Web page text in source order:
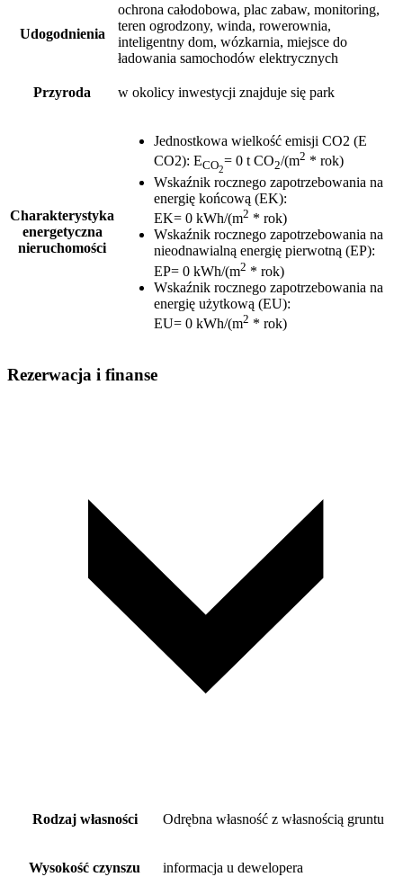
Udogodnienia
ochrona całodobowa, plac zabaw, monitoring,
teren ogrodzony, winda, rowerownia,
inteligentny dom, wózkarnia, miejsce do
ładowania samochodów elektrycznych
Przyroda w okolicy inwestycji znajduje się park
Charakterystyka
energetyczna
nieruchomości
Jednostkowa wielkość emisji CO2 (E
CO2): ECO2
= 0 t CO2/(m2 * rok)
Wskaźnik rocznego zapotrzebowania na
energię końcową (EK):
EK= 0 kWh/(m2 * rok)
Wskaźnik rocznego zapotrzebowania na
nieodnawialną energię pierwotną (EP):
EP= 0 kWh/(m2 * rok)
Wskaźnik rocznego zapotrzebowania na
energię użytkową (EU):
EU= 0 kWh/(m2 * rok)
Rezerwacja i finanse
Rodzaj własności Odrębna własność z własnością gruntu
Wysokość czynszu informacja u dewelopera